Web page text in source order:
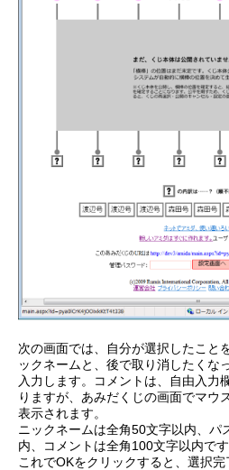
次の画面では、自分が選択したこと
ックネームと、後で取り消したくな
入力します。コメントは、自由入力
りますが、あみだくじの画面でマウ
表示されます。
ニックネームは全角50文字以内、パ
内、コメントは全角100文字以内です
これでOKをクリックすると、選択完